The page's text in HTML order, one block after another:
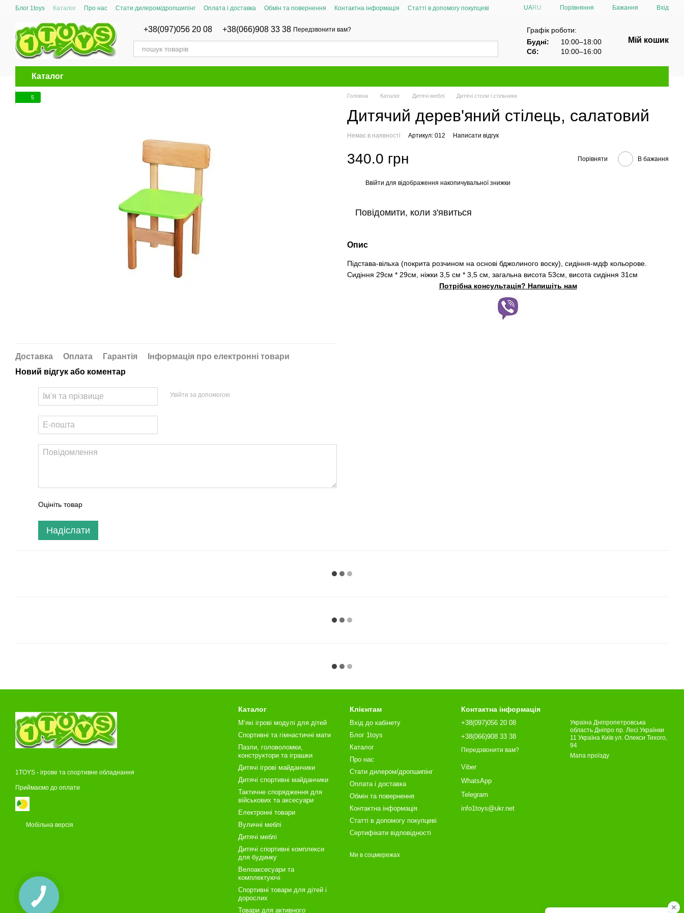
Перейти до основного контенту
Блог 1toys Каталог Про нас Стати дилером/дропшипінг Оплата і доставка Обмін та повернення Контактна інформація
Статті в допомогу покупцеві
UARU Порівняння Бажання Вхід
+38(097)056 20 08 +38(066)908 33 38 Передзвонити вам?
Графік роботи:
Будні:
10:00–18:00
Сб:
10:00–16:00
Мій кошик
Каталог
5
Доставка Оплата Гарантія
Інформація про електронні товари
Новий відгук або коментар
Увійти за допомогою
Оцініть товар
Надіслати
Головна Каталог Дитячі меблі Дитячі столи і стільчики
Дитячий дерев'яний стілець, салатовий
Немає в наявності Артикул: 012 Написати відгук
340.0 грн Порівняти В бажання
Ввійти для відображення накопичувальної знижки
Повідомити, коли з'явиться
Опис
Підстава-вільха (покрита розчином на основі бджолиного воску), сидіння-мдф кольорове.
Сидіння 29см * 29см, ніжки 3,5 см * 3,5 см, загальна висота 53см, висота сидіння 31см
Потрібна консультація? Напишіть нам
1TOYS - ігрове та спортивне обладнання
Приймаємо до оплати
Мобільна версія
Каталог
М‘які ігрові модулі для дітей
Спортивні та гімнастичні мати
Пазли, головоломки,
конструктори та іграшки
Дитячі ігрові майданчики
Дитячі спортивні майданчики
Тактичне спорядження для
військових та аксесуари
Електронні товари
Вуличні меблі
Дитячі меблі
Дитячі спортивні комплекси
для будинку
Велоаксесуари та
комплектуючі
Спортивні товари для дітей і
дорослих
Товари для активного
Клієнтам
Вхід до кабінету
Блог 1toys
Каталог
Про нас
Стати дилером/дропшипінг
Оплата і доставка
Обмін та повернення
Контактна інформація
Статті в допомогу покупцеві
Сертифікати відповідності
Ми в соцмережах
Контактна інформація
+38(097)056 20 08
+38(066)908 33 38
Передзвонити вам?
Viber
WhatsApp
Telegram
info1toys@ukr.net
Україна Дніпропетровська
область Дніпро пр. Лесі Українки
11 Україна Київ ул. Олекси Тихого,
94
Мапа проїзду